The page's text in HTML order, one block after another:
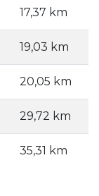
17,37 km
19,03 km
20,05 km
29,72 km
35,31 km